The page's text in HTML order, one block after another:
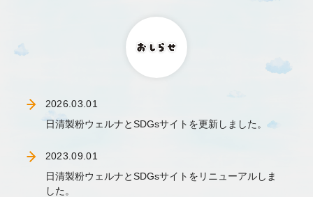
2026.03.01
日清製粉ウェルナとSDGsサイトを更新しました。
2023.09.01
日清製粉ウェルナとSDGsサイトをリニューアルしま
した。